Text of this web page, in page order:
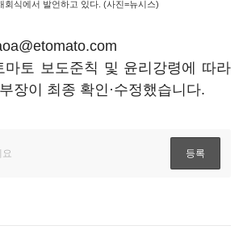
회식에서 발언하고 있다. (사진=뉴시스)
마토 보도준칙 및 윤리강령에 따라
장이 최종 확인·수정했습니다.